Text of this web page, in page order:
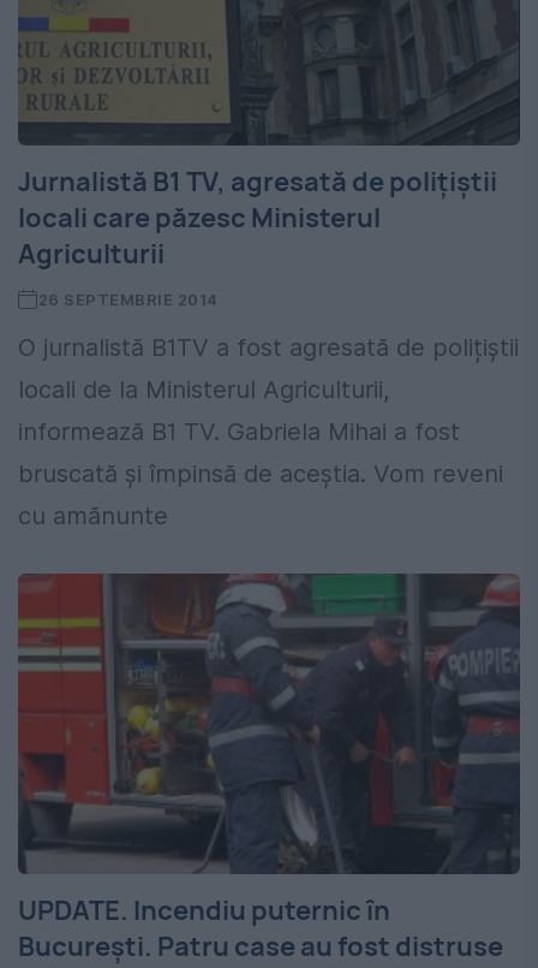
Jurnalistă B1 TV, agresată de polițiștii
locali care păzesc Ministerul
Agriculturii
26 SEPTEMBRIE 2014
O jurnalistă B1TV a fost agresată de polițiștii
locali de la Ministerul Agriculturii,
informează B1 TV. Gabriela Mihai a fost
bruscată și împinsă de aceștia. Vom reveni
cu amănunte
UPDATE. Incendiu puternic în
București. Patru case au fost distruse